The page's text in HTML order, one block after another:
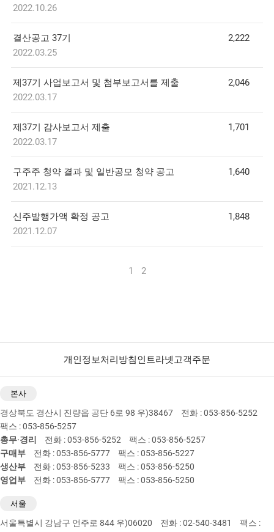
2022.10.26
결산공고 37기
2022.03.25
2,222
제37기 사업보고서 및 첨부보고서를 제출
2022.03.17
2,046
제37기 감사보고서 제출
2022.03.17
1,701
구주주 청약 결과 및 일반공모 청약 공고
2021.12.13
1,640
신주발행가액 확정 공고
2021.12.07
1,848
1 2
개인정보처리방침인트라넷고객주문
본사
경상북도 경산시 진량읍 공단 6로 98 우)38467
전화 : 053-856-5252
팩스 : 053-856-5257
총무·경리
전화 : 053-856-5252
팩스 : 053-856-5257
구매부
전화 : 053-856-5777
팩스 : 053-856-5227
생산부
전화 : 053-856-5233
팩스 : 053-856-5250
영업부
전화 : 053-856-5777 팩스 : 053-856-5250
서울
서울특별시 강남구 언주로 844 우)06020 전화 : 02-540-3481
팩스 :